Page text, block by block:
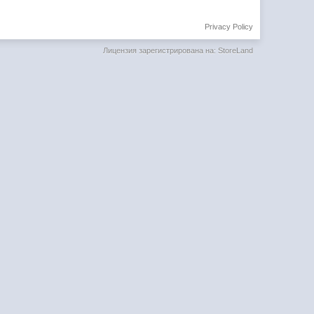
Privacy Policy
Лицензия зарегистрирована на: StoreLand